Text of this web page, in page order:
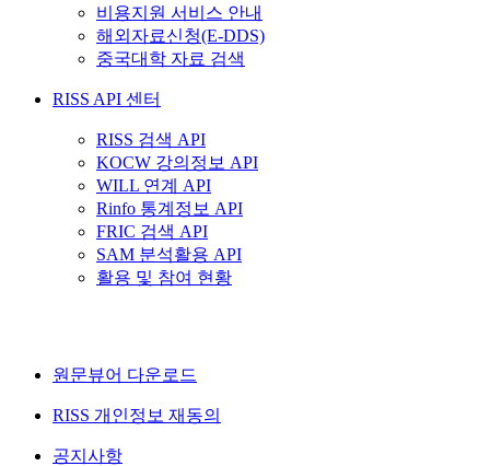
비용지원 서비스 안내
해외자료신청(E-DDS)
중국대학 자료 검색
RISS API 센터
RISS 검색 API
KOCW 강의정보 API
WILL 연계 API
Rinfo 통계정보 API
FRIC 검색 API
SAM 분석활용 API
활용 및 참여 현황
원문뷰어 다운로드
RISS 개인정보 재동의
공지사항